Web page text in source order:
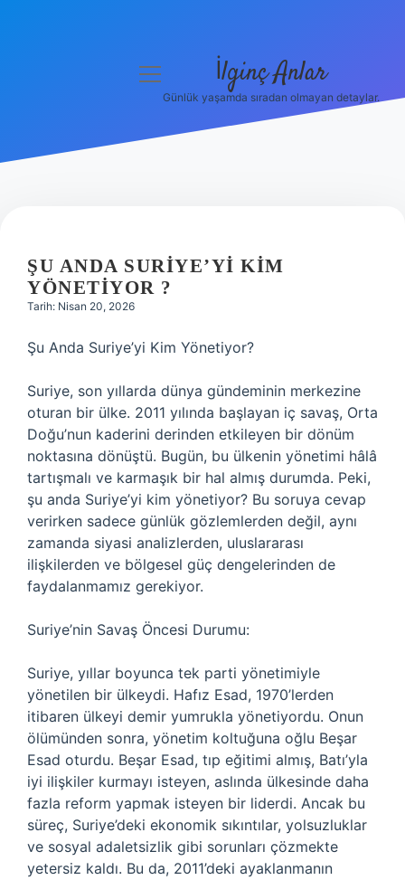
Hakkımızda
menüyü
İlginç Anlar
Günlük yaşamda sıradan olmayan detaylar.
ŞU ANDA SURIYE’YI KIM
YÖNETIYOR ?
Tarih: Nisan 20, 2026
Şu Anda Suriye’yi Kim Yönetiyor?
Suriye, son yıllarda dünya gündeminin merkezine
oturan bir ülke. 2011 yılında başlayan iç savaş, Orta
Doğu’nun kaderini derinden etkileyen bir dönüm
noktasına dönüştü. Bugün, bu ülkenin yönetimi hâlâ
tartışmalı ve karmaşık bir hal almış durumda. Peki,
şu anda Suriye’yi kim yönetiyor? Bu soruya cevap
verirken sadece günlük gözlemlerden değil, aynı
zamanda siyasi analizlerden, uluslararası
ilişkilerden ve bölgesel güç dengelerinden de
faydalanmamız gerekiyor.
Suriye’nin Savaş Öncesi Durumu:
Suriye, yıllar boyunca tek parti yönetimiyle
yönetilen bir ülkeydi. Hafız Esad, 1970’lerden
itibaren ülkeyi demir yumrukla yönetiyordu. Onun
ölümünden sonra, yönetim koltuğuna oğlu Beşar
Esad oturdu. Beşar Esad, tıp eğitimi almış, Batı’yla
iyi ilişkiler kurmayı isteyen, aslında ülkesinde daha
fazla reform yapmak isteyen bir liderdi. Ancak bu
süreç, Suriye’deki ekonomik sıkıntılar, yolsuzluklar
ve sosyal adaletsizlik gibi sorunları çözmekte
yetersiz kaldı. Bu da, 2011’deki ayaklanmanın